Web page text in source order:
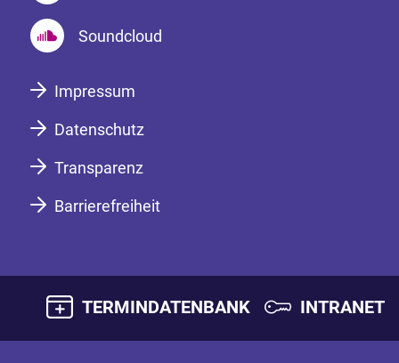
Soundcloud
Impressum
Datenschutz
Transparenz
Barrierefreiheit
TERMINDATENBANK INTRANET